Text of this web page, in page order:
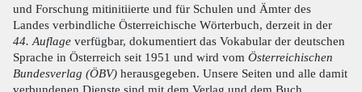
und Forschung mitinitiierte und für Schulen und Ämter des
Landes verbindliche Österreichische Wörterbuch, derzeit in der
44. Auflage verfügbar, dokumentiert das Vokabular der deutschen
Sprache in Österreich seit 1951 und wird vom Österreichischen
Bundesverlag (ÖBV) herausgegeben. Unsere Seiten und alle damit
verbundenen Dienste sind mit dem Verlag und dem Buch